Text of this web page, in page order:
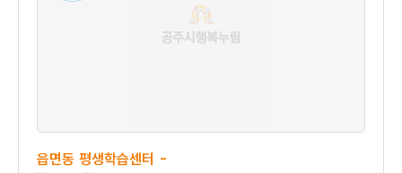
읍면동 평생학습센터 -